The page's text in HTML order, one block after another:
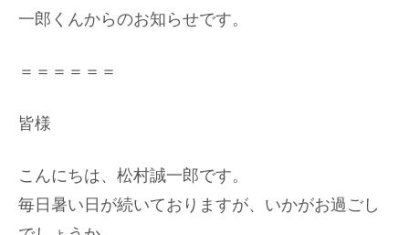
一郎くんからのお知らせです。
＝＝＝＝＝＝
皆様
こんにちは、松村誠一郎です。
毎日暑い日が続いておりますが、いかがお過ごし